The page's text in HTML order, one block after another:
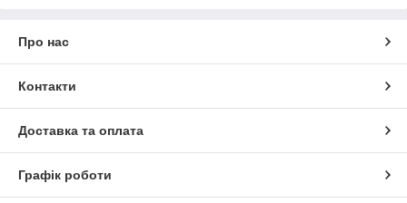
Про нас
Контакти
Доставка та оплата
Графік роботи